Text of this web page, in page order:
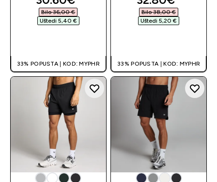
Bilo 36,00 €‎
Uštedi 5,40 €‎
33% POPUSTA | KOD: MYPHR
Bilo 38,00 €‎
Uštedi 5,20 €‎
33% POPUSTA | KOD: MYPHR